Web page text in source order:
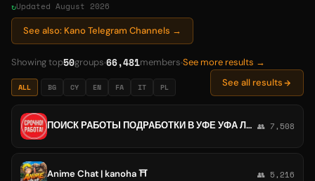
Updated August 2026
See also: Kano Telegram Channels →
Showing top50groups 66,481members See more results →
ALL BG CY EN FA IT PL See all results
ПОИСК РАБОТЫ ПОДРАБОТКИ В УФЕ УФА ЛНР ДНР БЛАГОВЕЩЕНСКЕ ДАВЛЕКАНОВО ЧИМШЫ ТУЙМАЗЫ ОКТЯБРЬСКОМ ОКТЯБРЬСКИЙ ДАВЛЕНКОВО БАВЛЫ 👥 7,508
Anime Chat | kanoha ⛩️ 👥 5,216